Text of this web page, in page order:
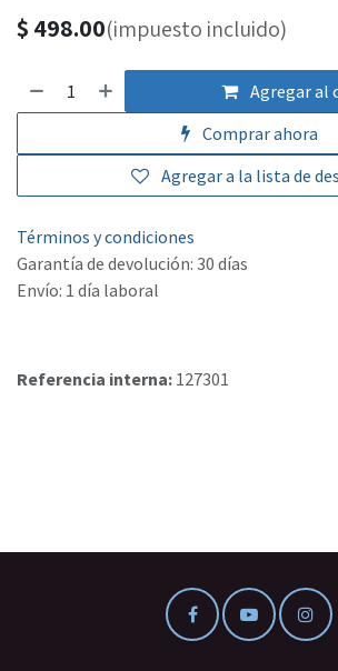
$ 498.00(impuesto incluido)
Agregar al
Comprar ahora
Agregar a la lista de
Términos y condiciones
Garantía de devolución: 30 días
Envío: 1 día laboral
Referencia interna: 127301